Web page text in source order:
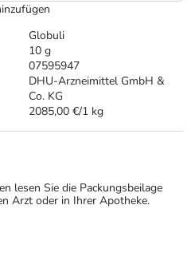
Globuli
10 g
07595947
DHU-Arzneimittel GmbH &
Co. KG
2085,00 €/1 kg
lesen Sie die Packungsbeilage
Arzt oder in Ihrer Apotheke.